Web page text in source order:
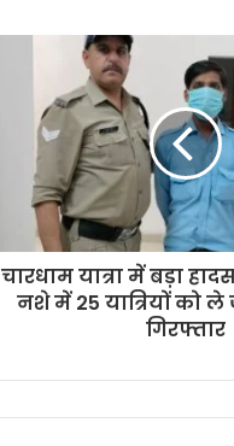
चारधाम यात्रा में बड़ा
नशे में 25 यात्रियों को
गिरफ्तार